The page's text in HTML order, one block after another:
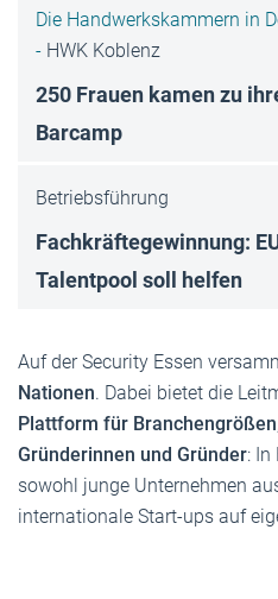
Die Handwerkskammern in
- HWK Koblenz
250 Frauen kamen zu
Barcamp
Betriebsführung
Fachkräftegewinnung:
Talentpool soll helfen
Auf der Security Essen
Nationen. Dabei bietet die
Plattform für Branchengrößen
Gründerinnen und Gründer: In
sowohl junge Unternehmen
internationale Start-ups auf